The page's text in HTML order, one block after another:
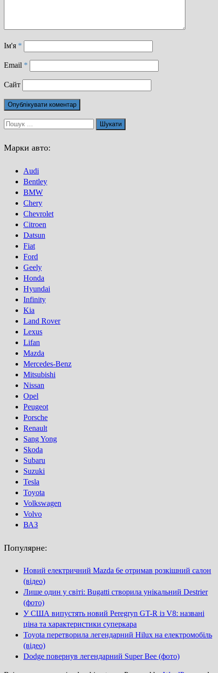
Ім'я *
Email *
Сайт
Пошук:
Марки авто:
Audi
Bentley
BMW
Chery
Chevrolet
Citroen
Datsun
Fiat
Ford
Geely
Honda
Hyundai
Infinity
Kia
Land Rover
Lexus
Lifan
Mazda
Mercedes-Benz
Mitsubishi
Nissan
Opel
Peugeot
Porsсhe
Renault
Sang Yong
Skoda
Subaru
Suzuki
Tesla
Toyota
Volkswagen
Volvo
ВАЗ
Популярне:
Новий електричний Mazda 6e отримав розкішний салон
(відео)
Лише один у світі: Bugatti створила унікальний Destrier
(фото)
У США випустять новий Peregryn GT-R із V8: названі
ціна та характеристики суперкара
Toyota перетворила легендарний Hilux на електромобіль
(відео)
Dodge повернув легендарний Super Bee (фото)